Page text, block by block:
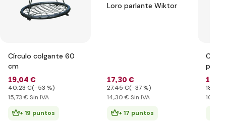
Círculo colgante 60
cm
19,04 €
40,23 €(-53 %)
15,73 € Sin IVA
+ 19 puntos
Loro parlante Wiktor
17,30 €
27,45 €(-37 %)
14,30 € Sin IVA
+ 17 puntos
Caja
para
12
18
10